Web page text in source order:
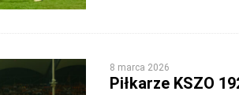
8 marca 2026
Piłkarze KSZO